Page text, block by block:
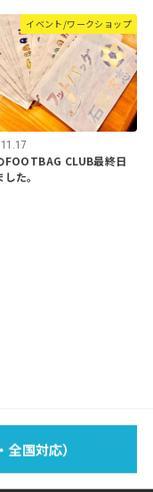
イベント/ワークショップ
FOOTBAG CLUB最終日
た。
国対応）
SHOP CONTACT